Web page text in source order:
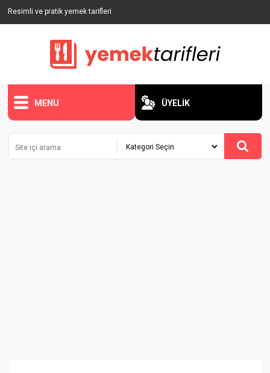
Resimli ve pratik yemek tarifleri
MENU ÜYELİK